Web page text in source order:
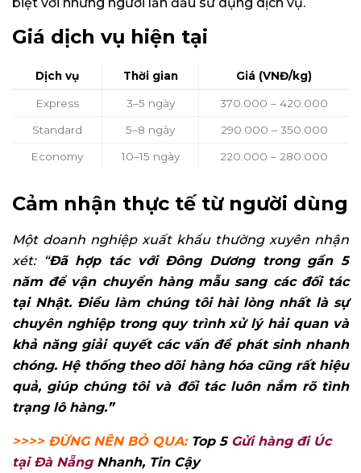
Giá dịch vụ hiện tại
Dịch vụ Thời gian Giá (VNĐ/kg)
Express 3–5 ngày 370.000 – 420.000
Standard 5–8 ngày 290.000 – 350.000
Economy 10–15 ngày 220.000 – 280.000
Cảm nhận thực tế từ người dùng
Một doanh nghiệp xuất khẩu thường xuyên nhận
xét: “Đã hợp tác với Đông Dương trong gần 5
năm để vận chuyển hàng mẫu sang các đối tác
tại Nhật. Điều làm chúng tôi hài lòng nhất là sự
chuyên nghiệp trong quy trình xử lý hải quan và
khả năng giải quyết các vấn đề phát sinh nhanh
chóng. Hệ thống theo dõi hàng hóa cũng rất hiệu
quả, giúp chúng tôi và đối tác luôn nắm rõ tình
trạng lô hàng.”
>>>> ĐỪNG NÊN BỎ QUA: Top 5 Gửi hàng đi Úc
tại Đà Nẵng Nhanh, Tin Cậy